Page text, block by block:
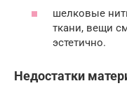
шелковые
ткани, вещи
эстетично.
Недостатки